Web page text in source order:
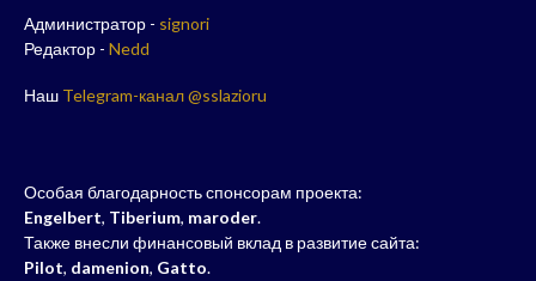
Администратор - signori
Редактор - Nedd
Наш Telegram-канал @sslazioru
Особая благодарность спонсорам проекта:
Engelbert, Tiberium, maroder.
Также внесли финансовый вклад в развитие сайта:
Pilot, damenion, Gatto.